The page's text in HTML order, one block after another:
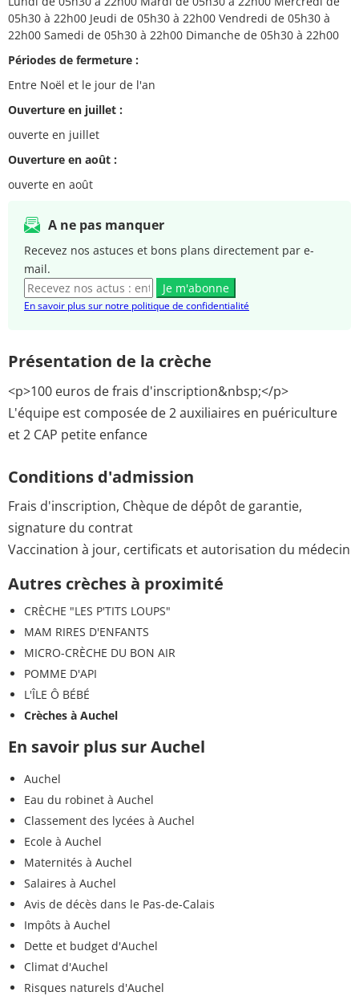
05h30 à 22h00 Jeudi de 05h30 à 22h00 Vendredi de 05h30 à
22h00 Samedi de 05h30 à 22h00 Dimanche de 05h30 à 22h00
Périodes de fermeture :
Entre Noël et le jour de l'an
Ouverture en juillet :
ouverte en juillet
Ouverture en août :
ouverte en août
A ne pas manquer
Recevez nos astuces et bons plans directement par e-
mail.
Je m'abonne
En savoir plus sur notre politique de confidentialité
Présentation de la crèche
<p>100 euros de frais d'inscription&nbsp;</p>
L'équipe est composée de 2 auxiliaires en puériculture
et 2 CAP petite enfance
Conditions d'admission
Frais d'inscription, Chèque de dépôt de garantie,
signature du contrat
Vaccination à jour, certificats et autorisation du médecin
Autres crèches à proximité
CRÈCHE "LES P'TITS LOUPS"
MAM RIRES D'ENFANTS
MICRO-CRÈCHE DU BON AIR
POMME D'API
L'ÎLE Ô BÉBÉ
Crèches à Auchel
En savoir plus sur Auchel
Auchel
Eau du robinet à Auchel
Classement des lycées à Auchel
Ecole à Auchel
Maternités à Auchel
Salaires à Auchel
Avis de décès dans le Pas-de-Calais
Impôts à Auchel
Dette et budget d'Auchel
Climat d'Auchel
Risques naturels d'Auchel